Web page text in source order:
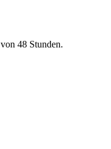
48 Stunden.